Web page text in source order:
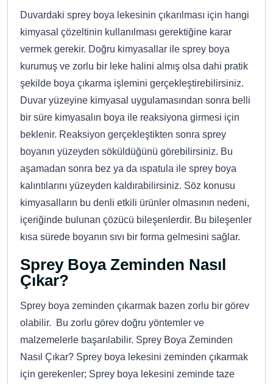
Duvardaki sprey boya lekesinin çıkarılması için hangi
kimyasal çözeltinin kullanılması gerektiğine karar
vermek gerekir. Doğru kimyasallar ile sprey boya
kurumuş ve zorlu bir leke halini almış olsa dahi pratik
şekilde boya çıkarma işlemini gerçekleştirebilirsiniz.
Duvar yüzeyine kimyasal uygulamasından sonra belli
bir süre kimyasalın boya ile reaksiyona girmesi için
beklenir. Reaksiyon gerçekleştikten sonra sprey
boyanın yüzeyden söküldüğünü görebilirsiniz. Bu
aşamadan sonra bez ya da ıspatula ile sprey boya
kalıntılarını yüzeyden kaldırabilirsiniz. Söz konusu
kimyasalların bu denli etkili ürünler olmasının nedeni,
içeriğinde bulunan çözücü bileşenlerdir. Bu bileşenler
kısa sürede boyanın sıvı bir forma gelmesini sağlar.
Sprey Boya Zeminden Nasıl
Çıkar?
Sprey boya zeminden çıkarmak bazen zorlu bir görev
olabilir. Bu zorlu görev doğru yöntemler ve
malzemelerle başarılabilir. Sprey Boya Zeminden
Nasıl Çıkar? Sprey boya lekesini zeminden çıkarmak
için gerekenler; Sprey boya lekesini zeminde taze